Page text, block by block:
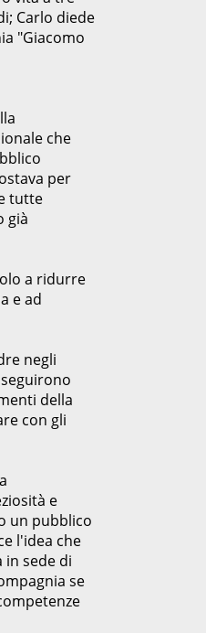
Carlo diede
"Giacomo
che
per
tutte
già
a ridurre
e ad
negli
della
con gli
e
un pubblico
l'idea che
in sede di
se